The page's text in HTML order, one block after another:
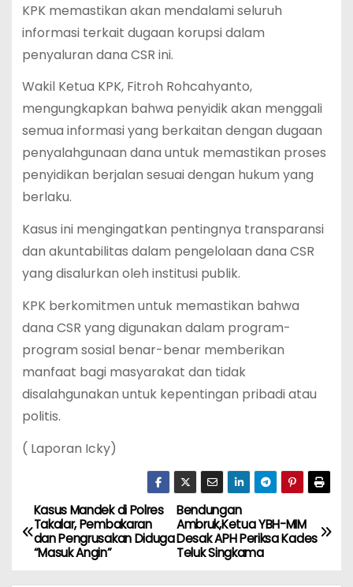
KPK memastikan akan mendalami seluruh
informasi terkait dugaan korupsi dalam
penyaluran dana CSR ini.
Wakil Ketua KPK, Fitroh Rohcahyanto,
mengungkapkan bahwa penyidik akan menggali
semua informasi yang berkaitan dengan dugaan
penyalahgunaan dana untuk memastikan proses
penyidikan berjalan sesuai dengan hukum yang
berlaku.
Kasus ini mengingatkan pentingnya transparansi
dan akuntabilitas dalam pengelolaan dana CSR
yang disalurkan oleh institusi publik.
KPK berkomitmen untuk memastikan bahwa
dana CSR yang digunakan dalam program-
program sosial benar-benar memberikan
manfaat bagi masyarakat dan tidak
disalahgunakan untuk kepentingan pribadi atau
politis.
( Laporan Icky)
N
a
Bendungan
Ambruk,Ketua YBH-MIM
Desak APH Periksa Kades
Teluk Singkama
Kasus Mandek di Polres
Takalar, Pembakaran
dan Pengrusakan Diduga
“Masuk Angin”